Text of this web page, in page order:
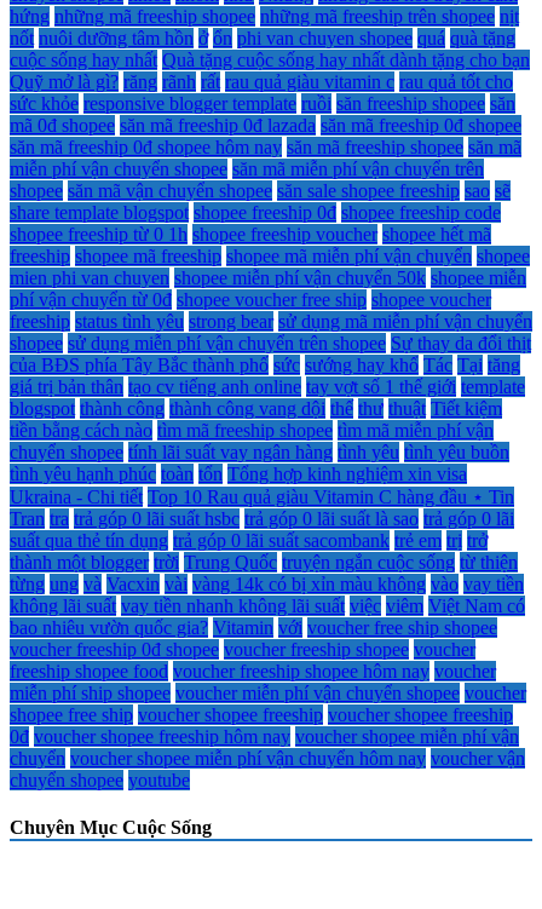
hứng những mã freeship shopee những mã freeship trên shopee nịt
nốt nuôi dưỡng tâm hồn ở ổn phi van chuyen shopee quá quà tặng
cuộc sống hay nhất Quà tặng cuộc sống hay nhất dành tặng cho bạn
Quỹ mở là gì? răng rãnh rất rau quả giàu vitamin c rau quả tốt cho
sức khỏe responsive blogger template ruồi săn freeship shopee săn
mã 0đ shopee săn mã freeship 0đ lazada săn mã freeship 0đ shopee
săn mã freeship 0đ shopee hôm nay săn mã freeship shopee săn mã
miễn phí vận chuyển shopee săn mã miễn phí vận chuyển trên
shopee săn mã vận chuyển shopee săn sale shopee freeship sao sẽ
share template blogspot shopee freeship 0đ shopee freeship code
shopee freeship từ 0 1h shopee freeship voucher shopee hết mã
freeship shopee mã freeship shopee mã miễn phí vận chuyển shopee
mien phi van chuyen shopee miễn phí vận chuyển 50k shopee miễn
phí vận chuyển từ 0đ shopee voucher free ship shopee voucher
freeship status tình yêu strong bear sử dụng mã miễn phí vận chuyển
shopee sử dụng miễn phí vận chuyển trên shopee Sự thay da đổi thịt
của BĐS phía Tây Bắc thành phố sức sướng hay khổ Tác Tại tăng
giá trị bản thân tạo cv tiếng anh online tay vợt số 1 thế giới template
blogspot thành công thành công vang dội thế thư thuật Tiết kiệm
tiền bằng cách nào tìm mã freeship shopee tìm mã miễn phí vận
chuyển shopee tính lãi suất vay ngân hàng tình yêu tình yêu buồn
tình yêu hạnh phúc toàn tổn Tổng hợp kinh nghiệm xin visa
Ukraina - Chi tiết Top 10 Rau quả giàu Vitamin C hàng đầu ⋆ Tin
Tran tra trả góp 0 lãi suất hsbc trả góp 0 lãi suất là sao trả góp 0 lãi
suất qua thẻ tín dụng trả góp 0 lãi suất sacombank trẻ em trị trở
thành một blogger trời Trung Quốc truyện ngắn cuộc sống từ thiện
từng ung và Vacxin vài vàng 14k có bị xỉn màu không vào vay tiền
không lãi suất vay tiền nhanh không lãi suất việc viêm Việt Nam có
bao nhiêu vườn quốc gia? Vitamin với voucher free ship shopee
voucher freeship 0đ shopee voucher freeship shopee voucher
freeship shopee food voucher freeship shopee hôm nay voucher
miễn phí ship shopee voucher miễn phí vận chuyển shopee voucher
shopee free ship voucher shopee freeship voucher shopee freeship
0đ voucher shopee freeship hôm nay voucher shopee miễn phí vận
chuyển voucher shopee miễn phí vận chuyển hôm nay voucher vận
chuyển shopee youtube
Chuyên Mục Cuộc Sống